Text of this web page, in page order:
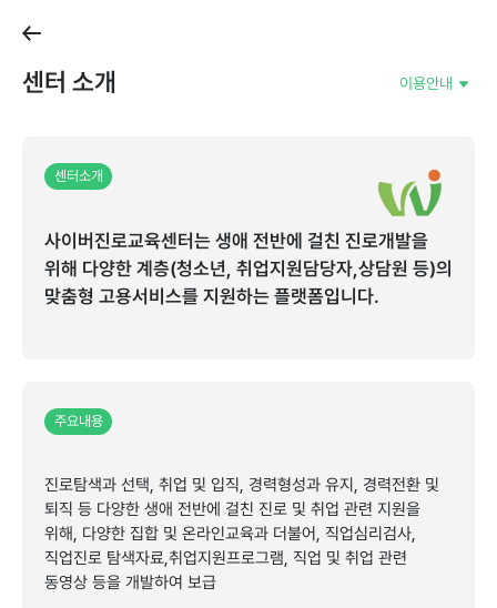
센터소개 이용안내
센터소개
사이버진로교육센터는생애전반에걸친진로개발을
위해다양한계층(청소년,취업지원담당자,상담원등)의
맞춤형고용서비스를지원하는플랫폼입니다.
주요내용
진로탐색과선택,취업및입직,경력형성과유지,경력전환및
퇴직등다양한생애전반에걸친진로및취업관련지원을
위해,다양한집합및온라인교육과더불어,직업심리검사,
직업진로탐색자료,취업지원프로그램,직업및취업관련
동영상등을개발하여보급